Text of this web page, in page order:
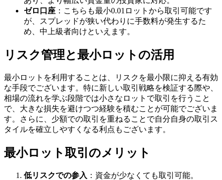
ゼロ口座 ：こちらも最小0.01ロットから取引可能です
が、スプレッドが狭い代わりに手数料が発生するた
め、中上級者向けといえます。
リスク管理と最小ロットの活用
最小ロットを利用することは、リスクを最小限に抑える有効
な手段でございます。特に新しい取引戦略を検証する際や、
相場の流れを学ぶ段階では小さなロットで取引を行うこと
で、大きな損失を避けつつ経験を積むことが可能でございま
す。さらに、少額での取引を重ねることで自分自身の取引ス
タイルを確立しやすくなる利点もございます。
最小ロット取引のメリット
低リスクでの参入 ：資金が少なくても取引可能。